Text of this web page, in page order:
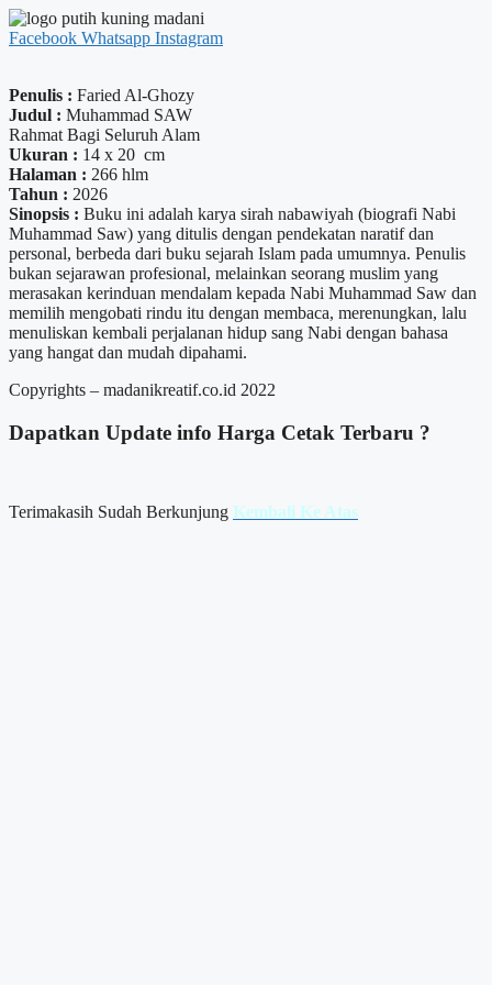
Facebook Whatsapp Instagram
Penulis : Faried Al-Ghozy
Judul : Muhammad SAW
Rahmat Bagi Seluruh Alam
Ukuran : 14 x 20 cm
Halaman : 266 hlm
Tahun : 2026
Sinopsis : Buku ini adalah karya sirah nabawiyah (biografi Nabi
Muhammad Saw) yang ditulis dengan pendekatan naratif dan
personal, berbeda dari buku sejarah Islam pada umumnya. Penulis
bukan sejarawan profesional, melainkan seorang muslim yang
merasakan kerinduan mendalam kepada Nabi Muhammad Saw dan
memilih mengobati rindu itu dengan membaca, merenungkan, lalu
menuliskan kembali perjalanan hidup sang Nabi dengan bahasa
yang hangat dan mudah dipahami.
Copyrights – madanikreatif.co.id 2022
Dapatkan Update info Harga Cetak Terbaru ?
Terimakasih Sudah Berkunjung Kembali Ke Atas